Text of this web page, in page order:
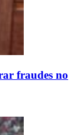
fraudes no